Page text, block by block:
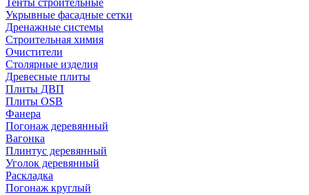
Тенты строительные
Укрывные фасадные сетки
Дренажные системы
Строительная химия
Очистители
Столярные изделия
Древесные плиты
Плиты ДВП
Плиты OSB
Фанера
Погонаж деревянный
Вагонка
Плинтус деревянный
Уголок деревянный
Раскладка
Погонаж круглый